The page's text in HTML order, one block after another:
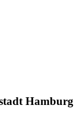
Hamburg